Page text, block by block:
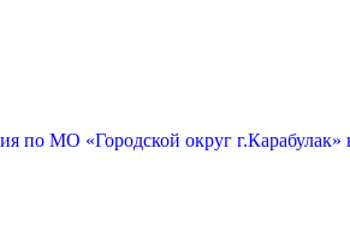
по МО «Городской округ г.Карабулак»